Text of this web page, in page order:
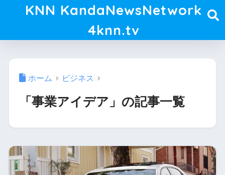
KNN KandaNewsNetwork
4knn.tv
ホーム ビジネス
「事業アイデア」の記事一覧